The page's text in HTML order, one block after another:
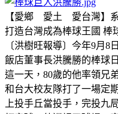
【愛鄉 愛土 愛台灣】系
打造台灣成為棒球王國 棒
〔洪樹旺報導〕今年9月8
飯店董事長洪騰勝的棒球
這一天，80歲的他率領兄
和台大校友隊打了一場定
上投手丘當投手，完投九